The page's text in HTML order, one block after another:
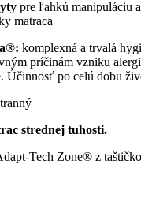
pre ľahkú manipuláciu a
matraca
komplexná a trvalá
príčinám vzniku
Účinnosť po celú dobu
strednej tuhosti.
Tech Zone® z